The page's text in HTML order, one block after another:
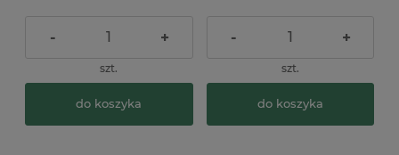
- +
szt.
do koszyka
- +
szt.
do koszyka